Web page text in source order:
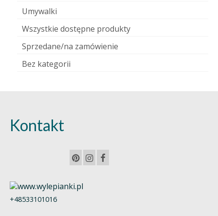
Umywalki
Wszystkie dostępne produkty
Sprzedane/na zamówienie
Bez kategorii
Kontakt
+48533101016